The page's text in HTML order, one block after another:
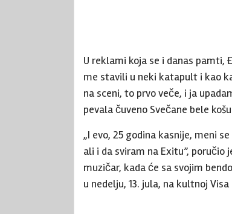
U reklami koja se i danas pamti,
me stavili u neki katapult i kao
na sceni, to prvo veče, i ja
pevala čuveno Svečane bele
„I evo, 25 godina kasnije, meni
ali i da sviram na Exitu”,
muzičar, kada će sa svojim
u nedelju, 13. jula, na kultnoj Visa